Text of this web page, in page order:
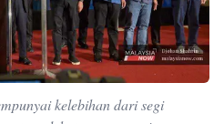
kelebihan dari segi